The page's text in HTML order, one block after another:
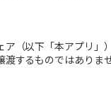
（以下「本アプリ」
するものではありませ